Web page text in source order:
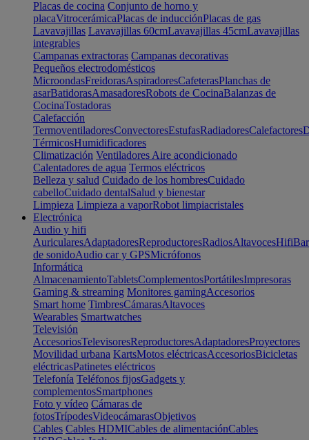
Placas de cocina Conjunto de horno y
placaVitrocerámicaPlacas de inducciónPlacas de gas
Lavavajillas Lavavajillas 60cmLavavajillas 45cmLavavajillas
integrables
Campanas extractoras Campanas decorativas
Pequeños electrodomésticos
MicroondasFreidorasAspiradoresCafeterasPlanchas de
asarBatidorasAmasadoresRobots de CocinaBalanzas de
CocinaTostadoras
Calefacción
TermoventiladoresConvectoresEstufasRadiadoresCalefactores
TérmicosHumidificadores
Climatización Ventiladores Aire acondicionado
Calentadores de agua Termos eléctricos
Belleza y salud Cuidado de los hombresCuidado
cabelloCuidado dentalSalud y bienestar
Limpieza Limpieza a vaporRobot limpiacristales
Electrónica
Audio y hifi
AuricularesAdaptadoresReproductoresRadiosAltavocesHifi
de sonidoAudio car y GPSMicrófonos
Informática
AlmacenamientoTabletsComplementosPortátilesImpresoras
Gaming & streaming Monitores gamingAccesorios
Smart home TimbresCámarasAltavoces
Wearables Smartwatches
Televisión
AccesoriosTelevisoresReproductoresAdaptadoresProyectores
Movilidad urbana KartsMotos eléctricasAccesoriosBicicletas
eléctricasPatinetes eléctricos
Telefonía Teléfonos fijosGadgets y
complementosSmartphones
Foto y vídeo Cámaras de
fotosTrípodesVideocámarasObjetivos
Cables Cables HDMICables de alimentaciónCables